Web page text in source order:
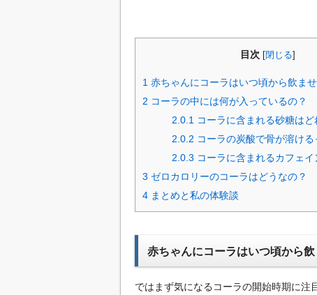
目次 閉じる
1 赤ちゃんにコーラはいつ頃から飲ま
2 コーラの中には何が入っているの？
2.0.1 コーラに含まれる砂糖はど
2.0.2 コーラの炭酸で骨が溶ける
2.0.3 コーラに含まれるカフェイ
3 ゼロカロリーのコーラはどうなの？
4 まとめと私の体験談
赤ちゃんにコーラはいつ頃から飲
ではまず気になるコーラの開始時期に注